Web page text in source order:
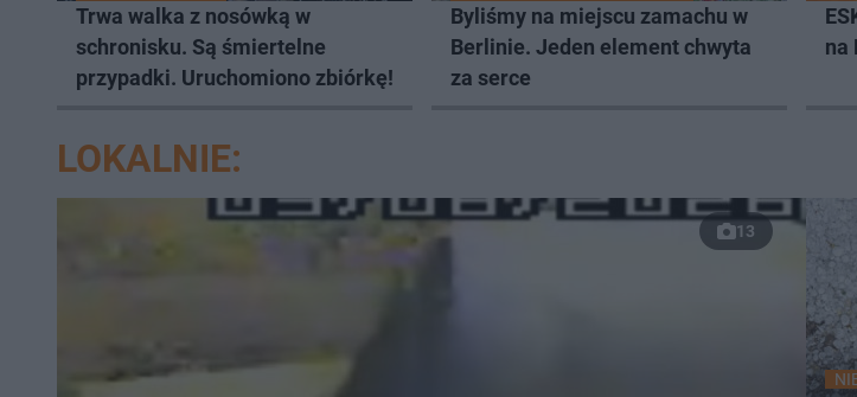
Trwa walka z nosówką w
schronisku. Są śmiertelne
przypadki. Uruchomiono zbiórkę!
Byliśmy na miejscu zamachu w
Berlinie. Jeden element chwyta
za serce
na
LOKALNIE:
13